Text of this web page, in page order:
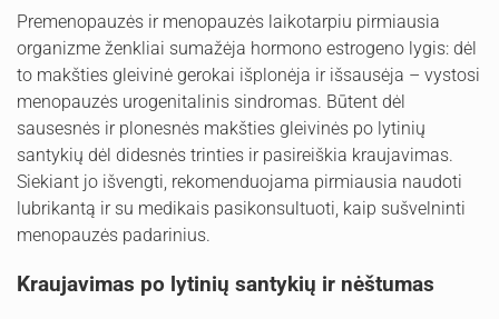
Premenopauzės ir menopauzės laikotarpiu pirmiausia
organizme ženkliai sumažėja hormono estrogeno lygis: dėl
to makšties gleivinė gerokai išplonėja ir išsausėja – vystosi
menopauzės urogenitalinis sindromas. Būtent dėl
sausesnės ir plonesnės makšties gleivinės po lytinių
santykių dėl didesnės trinties ir pasireiškia kraujavimas.
Siekiant jo išvengti, rekomenduojama pirmiausia naudoti
lubrikantą ir su medikais pasikonsultuoti, kaip sušvelninti
menopauzės padarinius.
Kraujavimas po lytinių santykių ir nėštumas